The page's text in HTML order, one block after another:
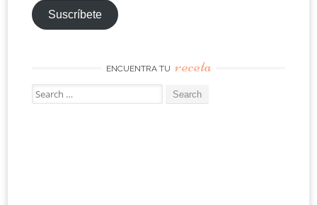
Suscríbete
ENCUENTRA TU receta
Search
for: